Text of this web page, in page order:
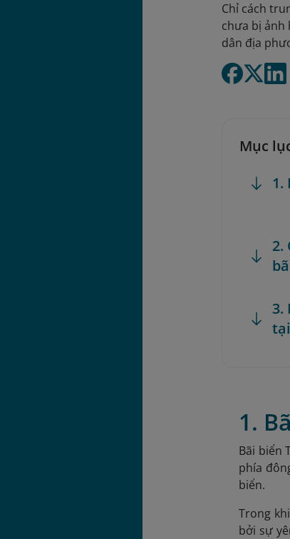
Chỉ cách
chưa bị ảnh
dân địa
Mục
1.
2.
3.
1.
Bãi biển
phía
biển.
Trong
bởi sự